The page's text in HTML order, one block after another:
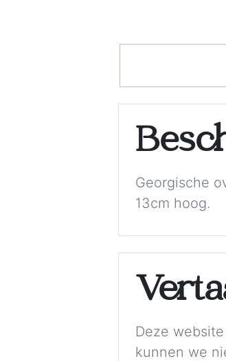
Georgische
13cm hoog.
Deze
kunnen we